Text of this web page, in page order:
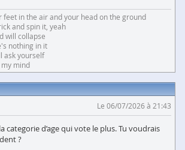
feet in the air and your head on the ground
and spin it, yeah
will collapse
nothing in it
ask yourself
mind
Le 06/07/2026 à 21:43
categorie d’age qui vote le plus. Tu voudrais
?